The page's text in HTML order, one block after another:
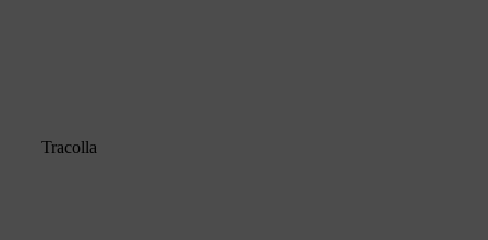
Tracolla